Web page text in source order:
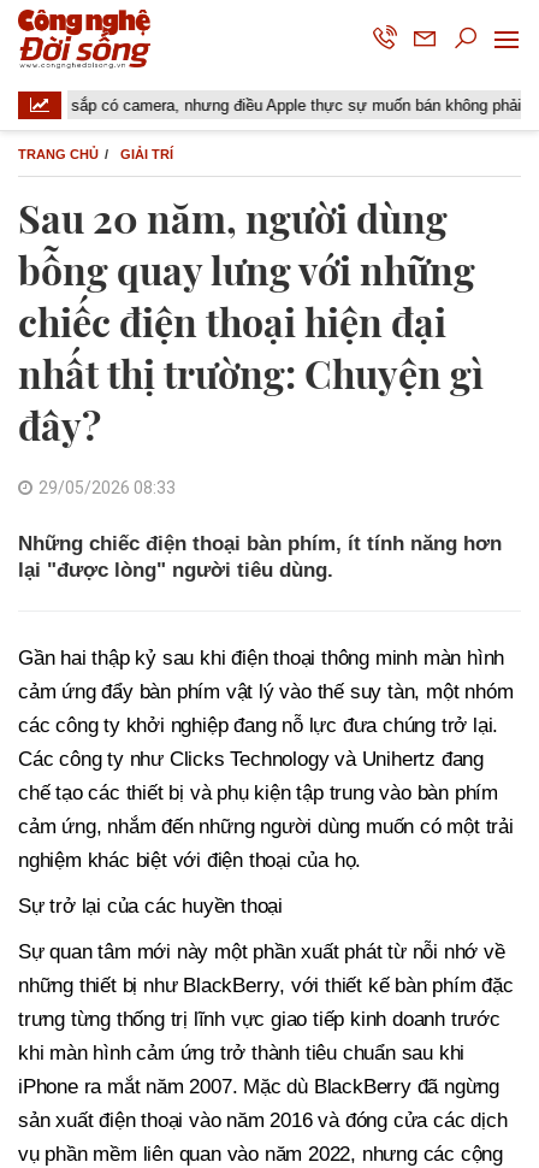
có camera, nhưng điều Apple thực sự muốn bán không phải là một
TRANG CHỦ GIẢI TRÍ
Sau 20 năm, người dùng
bỗng quay lưng với những
chiếc điện thoại hiện đại
nhất thị trường: Chuyện gì
đây?
29/05/2026 08:33
Những chiếc điện thoại bàn phím, ít tính năng hơn
lại "được lòng" người tiêu dùng.
Gần hai thập kỷ sau khi điện thoại thông minh màn hình
cảm ứng đẩy bàn phím vật lý vào thế suy tàn, một nhóm
các công ty khởi nghiệp đang nỗ lực đưa chúng trở lại.
Các công ty như Clicks Technology và Unihertz đang
chế tạo các thiết bị và phụ kiện tập trung vào bàn phím
cảm ứng, nhắm đến những người dùng muốn có một trải
nghiệm khác biệt với điện thoại của họ.
Sự trở lại của các huyền thoại
Sự quan tâm mới này một phần xuất phát từ nỗi nhớ về
những thiết bị như BlackBerry, với thiết kế bàn phím đặc
trưng từng thống trị lĩnh vực giao tiếp kinh doanh trước
khi màn hình cảm ứng trở thành tiêu chuẩn sau khi
iPhone ra mắt năm 2007. Mặc dù BlackBerry đã ngừng
sản xuất điện thoại vào năm 2016 và đóng cửa các dịch
vụ phần mềm liên quan vào năm 2022, nhưng các cộng